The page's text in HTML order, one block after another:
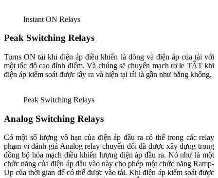
Instant ON Relays
Peak Switching Relays
Turns ON tải khi điện áp điều khiển là dòng và điện áp của tải với
một tốc độ cao đỉnh điểm. Và chúng sẽ chuyển mạch rơ le TẮT khi
điện áp kiểm soát được lấy ra và hiện tại tải là gần như bằng không.
Peak Switching Relays
Analog Switching Relays
Có một số lượng vô hạn của điện áp đầu ra có thể trong các relay
phạm vi đánh giá Analog relay chuyển đổi đã được xây dựng trong
đồng bộ hóa mạch điều khiển lượng điện áp đầu ra. Nó như là một
chức năng của điện áp đầu vào này cho phép một chức năng Ramp-
Up của thời gian để có thể được vào tải. Khi điện áp kiểm soát được